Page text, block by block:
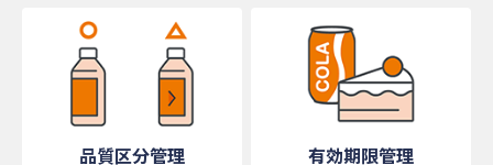
品質区分管理 有効期限管理